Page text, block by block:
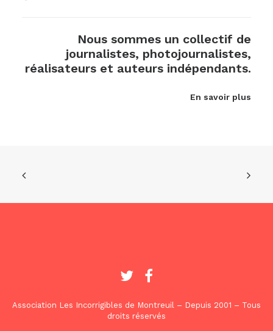
Nous sommes un collectif de
journalistes, photojournalistes,
réalisateurs et auteurs indépendants.
En savoir plus
Association Les Incorrigibles de Montreuil – Depuis 2001 – Tous
droits réservés